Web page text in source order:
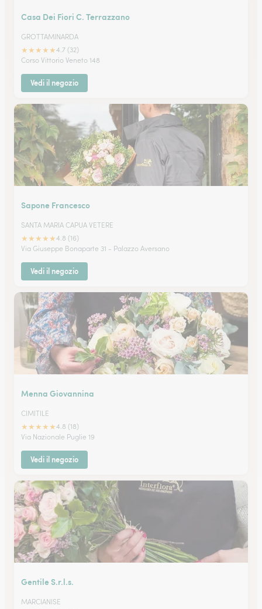
Casa Dei Fiori C. Terrazzano
GROTTAMINARDA
★★★★★4.7 (32)
Corso Vittorio Veneto 148
Vedi il negozio
Sapone Francesco
SANTA MARIA CAPUA VETERE
★★★★★4.8 (16)
Via Giuseppe Bonaparte 31 - Palazzo Aversano
Vedi il negozio
Menna Giovannina
CIMITILE
★★★★★4.8 (18)
Via Nazionale Puglie 19
Vedi il negozio
Gentile S.r.l.s.
MARCIANISE